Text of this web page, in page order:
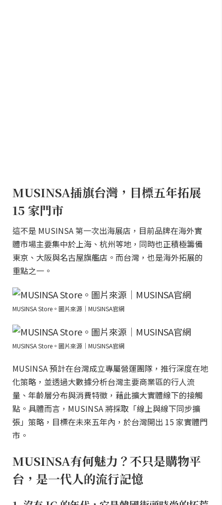
MUSINSA插旗台灣，目標五年拓展
15 家門市
這不是 MUSINSA 第一次出海展店，目前品牌在海外實
體市場主要集中於上海、杭州等地，同時也正積極籌備
東京、大阪與名古屋旗艦店。而台灣，也是海外拓展的
重點之一。
MUSINSA Store。圖片來源｜MUSINSA官網
MUSINSA Store。圖片來源｜MUSINSA官網
MUSINSA 預計在台灣成立專屬營運團隊，推行深度在地
化策略，並透過大數據分析台灣主要商業區的行人流
量、年齡層分布與消費特徵，藉此擴大實體線下的接觸
點。具體而言，MUSINSA 將採取「線上與線下同步擴
張」策略，目標在未來五年內，於台灣開出 15 家實體門
市。
MUSINSA有何魅力？不只是購物平
台，是一代人的流行記憶